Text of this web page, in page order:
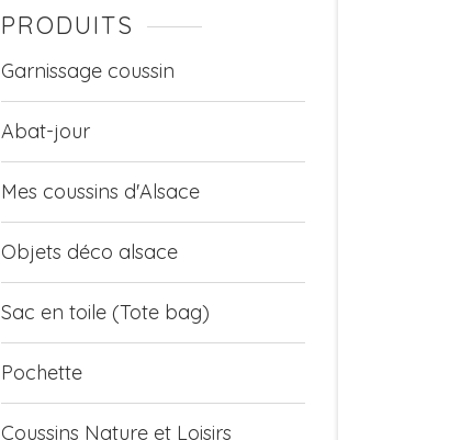
PRODUITS
Garnissage coussin
Abat-jour
Mes coussins d'Alsace
Objets déco alsace
Sac en toile (Tote bag)
Pochette
Coussins Nature et Loisirs